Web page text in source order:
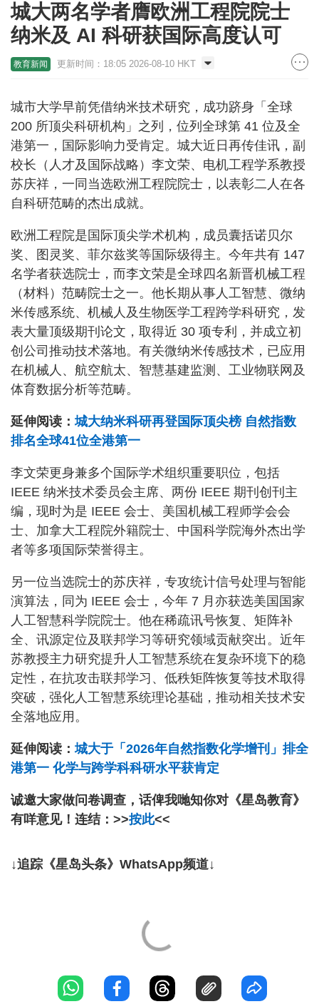
城大两名学者膺欧洲工程院院士
纳米及 AI 科研获国际高度认可
教育新闻 更新时间：18:05 2026-08-10 HKT
城市大学早前凭借纳米技术研究，成功跻身「全球
200 所顶尖科研机构」之列，位列全球第 41 位及全
港第一，国际影响力受肯定。城大近日再传佳讯，副
校长（人才及国际战略）李文荣、电机工程学系教授
苏庆祥，一同当选欧洲工程院院士，以表彰二人在各
自科研范畴的杰出成就。
欧洲工程院是国际顶尖学术机构，成员囊括诺贝尔
奖、图灵奖、菲尔兹奖等国际级得主。今年共有 147
名学者获选院士，而李文荣是全球四名新晋机械工程
（材料）范畴院士之一。他长期从事人工智慧、微纳
米传感系统、机械人及生物医学工程跨学科研究，发
表大量顶级期刊论文，取得近 30 项专利，并成立初
创公司推动技术落地。有关微纳米传感技术，已应用
在机械人、航空航太、智慧基建监测、工业物联网及
体育数据分析等范畴。
延伸阅读：城大纳米科研再登国际顶尖榜 自然指数
排名全球41位全港第一
李文荣更身兼多个国际学术组织重要职位，包括
IEEE 纳米技术委员会主席、两份 IEEE 期刊创刊主
编，现时为是 IEEE 会士、美国机械工程师学会会
士、加拿大工程院外籍院士、中国科学院海外杰出学
者等多项国际荣誉得主。
另一位当选院士的苏庆祥，专攻统计信号处理与智能
演算法，同为 IEEE 会士，今年 7 月亦获选美国国家
人工智慧科学院院士。他在稀疏讯号恢复、矩阵补
全、讯源定位及联邦学习等研究领域贡献突出。近年
苏教授主力研究提升人工智慧系统在复杂环境下的稳
定性，在抗攻击联邦学习、低秩矩阵恢复等技术取得
突破，强化人工智慧系统理论基础，推动相关技术安
全落地应用。
延伸阅读：城大于「2026年自然指数化学增刊」排全
港第一 化学与跨学科科研水平获肯定
诚邀大家做问卷调查，话俾我哋知你对《星岛教育》
有咩意见！连结：>>按此<<
↓追踪《星岛头条》WhatsApp频道↓